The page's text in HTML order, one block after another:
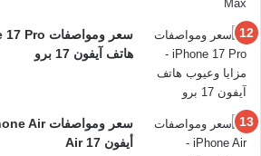
هاتف آيفون 17 برو
أيفون 17 Air